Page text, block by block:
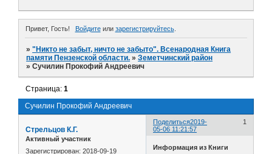
Привет, Гость! Войдитеили зарегистрируйтесь.
»"Никто не забыт, ничто не забыто". Всенародная Книга
памяти Пензенской области. »Земетчинский район
»Сучилин Прокофий Андреевич
Сучилин Прокофий Андреевич
Страница:1
Поделиться 1
2019-
05-06 11:21:57
Стрельцов К.Г.
Активный участник
Зарегистрирован: 2018-09-19
Информация из Книги